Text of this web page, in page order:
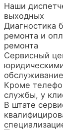
Наши
выходных
Диагностика
ремонта и
ремонта
Сервисный
Кроме
службы, у
В штате